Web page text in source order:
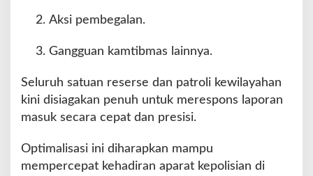
Aksi pembegalan.
Gangguan kamtibmas lainnya.
Seluruh satuan reserse dan patroli kewilayahan
kini disiagakan penuh untuk merespons laporan
masuk secara cepat dan presisi.
Optimalisasi ini diharapkan mampu
mempercepat kehadiran aparat kepolisian di